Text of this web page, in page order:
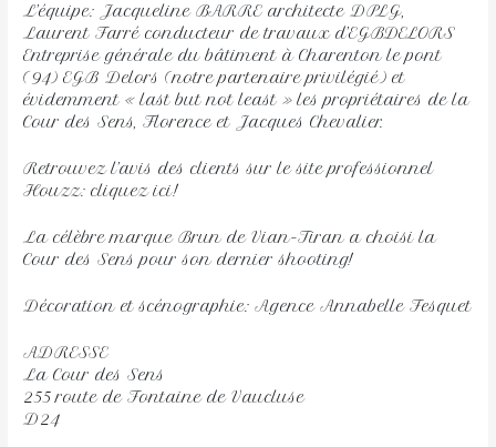
L’équipe: Jacqueline BARRE architecte DPLG,
Laurent Farré conducteur de travaux d’EGBDELORS
Entreprise générale du bâtiment à Charenton le pont
(94) EGB Delors (notre partenaire privilégié) et
évidemment « last but not least » les propriétaires de la
Cour des Sens, Florence et Jacques Chevalier.
Retrouvez l’avis des clients sur le site professionnel
Houzz: cliquez ici!
La célèbre marque Brun de Vian-Tiran a choisi la
Cour des Sens pour son dernier shooting!
Décoration et scénographie: Agence Annabelle Fesquet
ADRESSE
La Cour des Sens
255 route de Fontaine de Vaucluse
D24